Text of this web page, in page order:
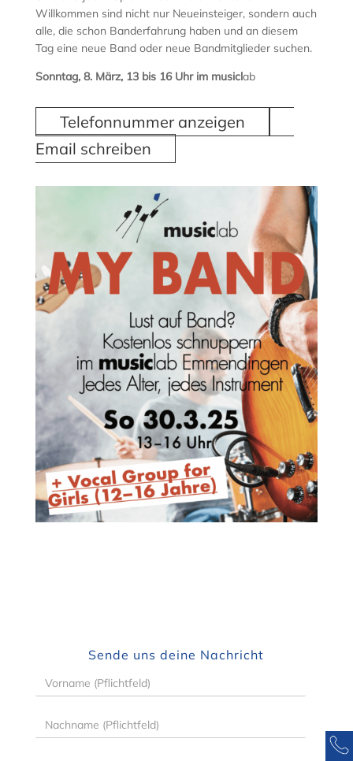
Willkommen sind nicht nur Neueinsteiger, sondern auch
alle, die schon Banderfahrung haben und an diesem
Tag eine neue Band oder neue Bandmitglieder suchen.
Sonntag, 8. März, 13 bis 16 Uhr im musiclab
Telefonnummer anzeigen
Email schreiben
Sende uns deine Nachricht
Vorname
(Pflichtfeld)
Nachname
(Pflichtfeld)